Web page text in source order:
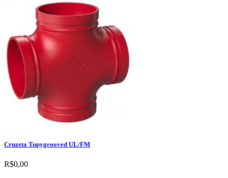
Cruzeta Tupygrooved UL/FM
R$0,00